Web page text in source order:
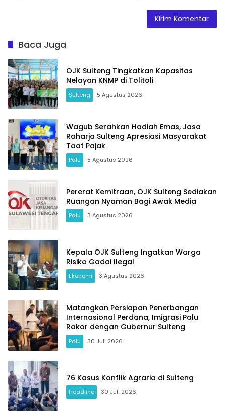
Baca Juga
OJK Sulteng Tingkatkan Kapasitas
Nelayan KNMP di Tolitoli
Sulteng 5 Agustus 2026
Wagub Serahkan Hadiah Emas, Jasa
Raharja Sulteng Apresiasi Masyarakat
Taat Pajak
Palu 5 Agustus 2026
Pererat Kemitraan, OJK Sulteng Sediakan
Ruangan Nyaman Bagi Awak Media
Palu 3 Agustus 2026
Kepala OJK Sulteng Ingatkan Warga
Risiko Gadai Ilegal
Ekonomi 3 Agustus 2026
Matangkan Persiapan Penerbangan
Internasional Perdana, Imigrasi Palu
Rakor dengan Gubernur Sulteng
Palu 30 Juli 2026
76 Kasus Konflik Agraria di Sulteng
Headline 30 Juli 2026